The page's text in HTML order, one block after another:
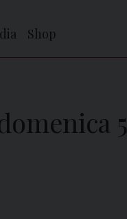
Shop
5